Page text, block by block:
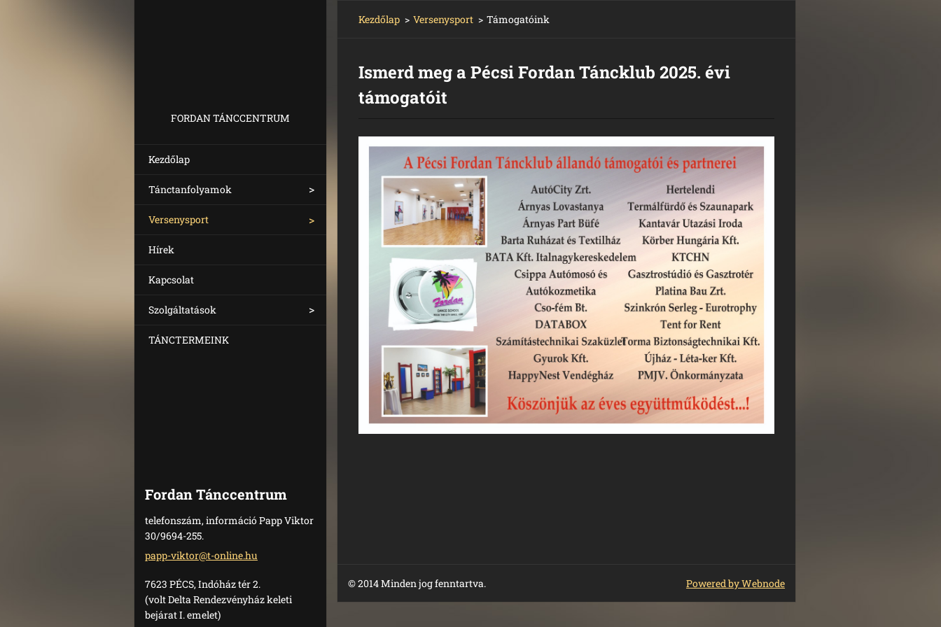
FORDAN TÁNCCENTRUM
Kezdőlap
Tánctanfolyamok
Versenysport
Hírek
Kapcsolat
Szolgáltatások
TÁNCTERMEINK
Fordan Tánccentrum
telefonszám, információ Papp Viktor
30/9694-255.
papp-viktor@t-online.hu
7623 PÉCS, Indóház tér 2.
(volt Delta Rendezvényház keleti
bejárat I. emelet)
Kezdőlap > Versenysport > Támogatóink
Ismerd meg a Pécsi Fordan Táncklub 2025. évi
támogatóit
© 2014 Minden jog fenntartva. Powered by Webnode